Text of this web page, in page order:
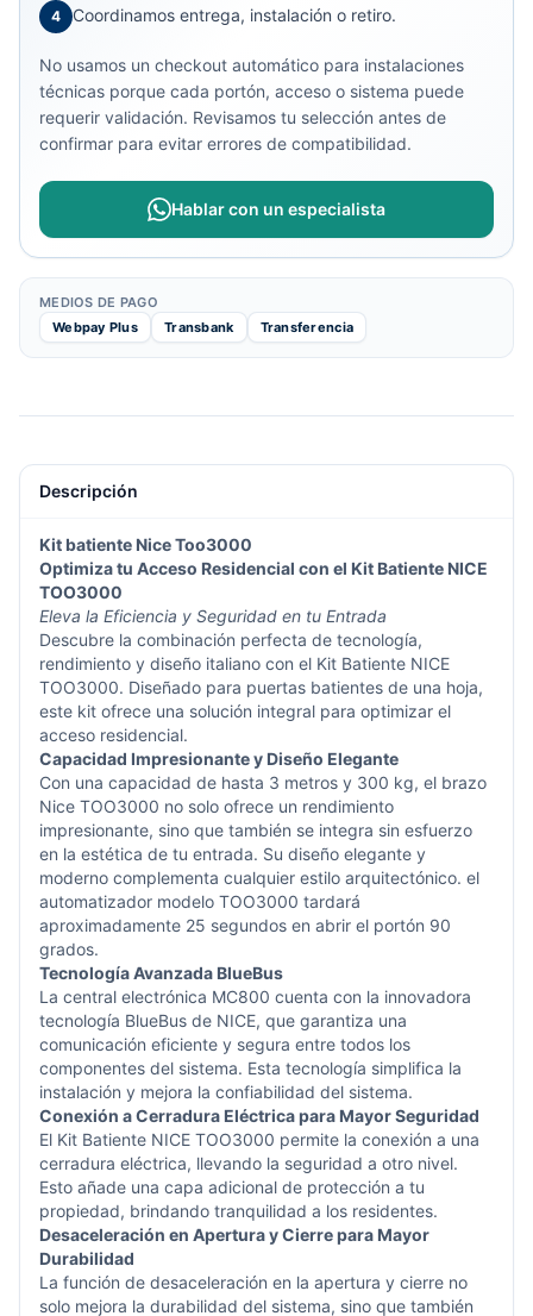
4 Coordinamos entrega, instalación o retiro.
No usamos un checkout automático para instalaciones
técnicas porque cada portón, acceso o sistema puede
requerir validación. Revisamos tu selección antes de
confirmar para evitar errores de compatibilidad.
Hablar con un especialista
MEDIOS DE PAGO
Webpay Plus
Transbank Transferencia
Descripción
Kit batiente Nice Too3000
Optimiza tu Acceso Residencial con el Kit Batiente NICE
TOO3000
Eleva la Eficiencia y Seguridad en tu Entrada
Descubre la combinación perfecta de tecnología,
rendimiento y diseño italiano con el Kit Batiente NICE
TOO3000. Diseñado para puertas batientes de una hoja,
este kit ofrece una solución integral para optimizar el
acceso residencial.
Capacidad Impresionante y Diseño Elegante
Con una capacidad de hasta 3 metros y 300 kg, el brazo
Nice TOO3000 no solo ofrece un rendimiento
impresionante, sino que también se integra sin esfuerzo
en la estética de tu entrada. Su diseño elegante y
moderno complementa cualquier estilo arquitectónico. el
automatizador modelo TOO3000 tardará
aproximadamente 25 segundos en abrir el portón 90
grados.
Tecnología Avanzada BlueBus
La central electrónica MC800 cuenta con la innovadora
tecnología BlueBus de NICE, que garantiza una
comunicación eficiente y segura entre todos los
componentes del sistema. Esta tecnología simplifica la
instalación y mejora la confiabilidad del sistema.
Conexión a Cerradura Eléctrica para Mayor Seguridad
El Kit Batiente NICE TOO3000 permite la conexión a una
cerradura eléctrica, llevando la seguridad a otro nivel.
Esto añade una capa adicional de protección a tu
propiedad, brindando tranquilidad a los residentes.
Desaceleración en Apertura y Cierre para Mayor
Durabilidad
La función de desaceleración en la apertura y cierre no
solo mejora la durabilidad del sistema, sino que también